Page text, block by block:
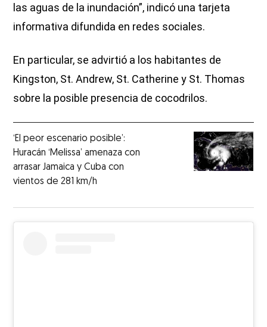
las aguas de la inundación”, indicó una tarjeta
informativa difundida en redes sociales.
En particular, se advirtió a los habitantes de
Kingston, St. Andrew, St. Catherine y St. Thomas
sobre la posible presencia de cocodrilos.
‘El peor escenario posible’:
Huracán ‘Melissa’ amenaza con
arrasar Jamaica y Cuba con
vientos de 281 km/h